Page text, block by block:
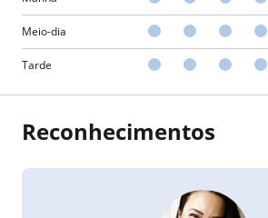
Meio-dia
Tarde
Reconhecimentos